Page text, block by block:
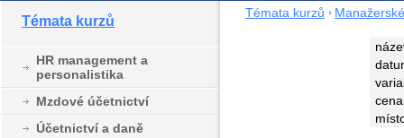
Témata kurzů
HR management a
personalistika
Mzdové účetnictví
Účetnictví a daně
Témata kurzů